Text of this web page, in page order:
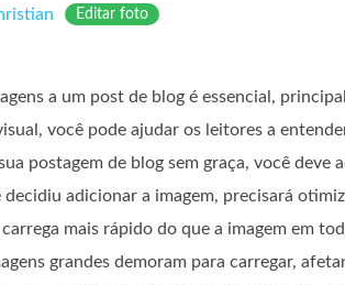
Editar foto
a um post de blog é essencial,
você pode ajudar os leitores a
postagem de blog sem graça, você deve
adicionar a imagem, precisará
mais rápido do que a imagem em
grandes demoram para carregar,